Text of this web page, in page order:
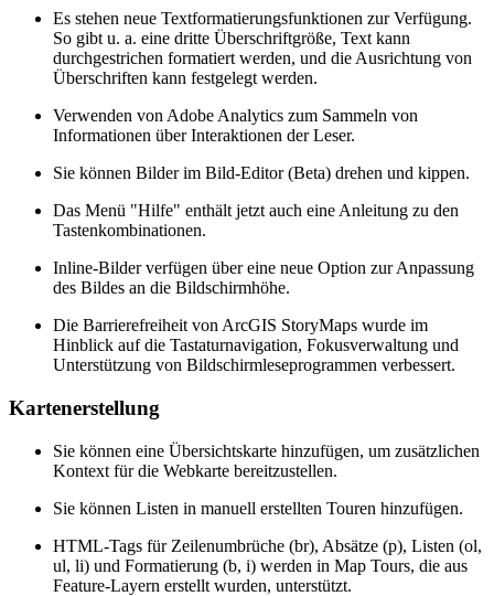
Es stehen neue Textformatierungsfunktionen zur Verfügung.
So gibt u. a. eine dritte Überschriftgröße, Text kann
durchgestrichen formatiert werden, und die Ausrichtung von
Überschriften kann festgelegt werden.
Verwenden von Adobe Analytics zum Sammeln von
Informationen über Interaktionen der Leser.
Sie können Bilder im Bild-Editor (Beta) drehen und kippen.
Das Menü "Hilfe" enthält jetzt auch eine Anleitung zu den
Tastenkombinationen.
Inline-Bilder verfügen über eine neue Option zur Anpassung
des Bildes an die Bildschirmhöhe.
Die Barrierefreiheit von ArcGIS StoryMaps wurde im
Hinblick auf die Tastaturnavigation, Fokusverwaltung und
Unterstützung von Bildschirmleseprogrammen verbessert.
Kartenerstellung
Sie können eine Übersichtskarte hinzufügen, um zusätzlichen
Kontext für die Webkarte bereitzustellen.
Sie können Listen in manuell erstellten Touren hinzufügen.
HTML-Tags für Zeilenumbrüche (br), Absätze (p), Listen (ol,
ul, li) und Formatierung (b, i) werden in Map Tours, die aus
Feature-Layern erstellt wurden, unterstützt.